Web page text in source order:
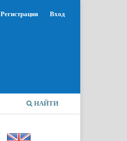
НАЙТИ
Регистрация Вход